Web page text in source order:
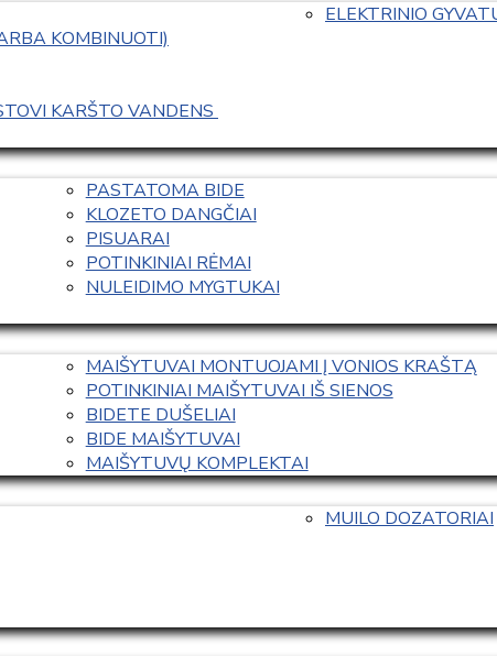
KOMBINUOTI)
KARŠTO VANDENS
ELEKTRINIO
PASTATOMA BIDE
KLOZETO DANGČIAI
PISUARAI
POTINKINIAI RĖMAI
NULEIDIMO MYGTUKAI
MAIŠYTUVAI MONTUOJAMI Į VONIOS KRAŠTĄ
POTINKINIAI MAIŠYTUVAI IŠ SIENOS
BIDETE DUŠELIAI
BIDE MAIŠYTUVAI
MAIŠYTUVŲ KOMPLEKTAI
MUILO DOZATORIAI